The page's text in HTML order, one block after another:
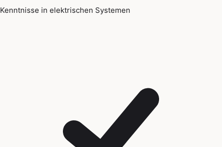
Kenntnisse in elektrischen Systemen